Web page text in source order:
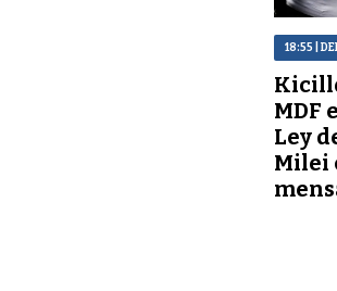
18:55 |
MDF
Ley
Milei